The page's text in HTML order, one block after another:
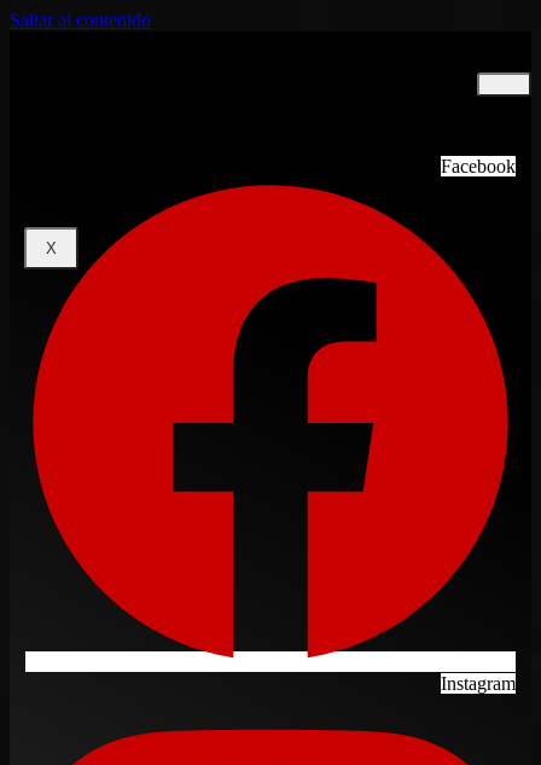
Saltar al contenido
X
Facebook
Instagram